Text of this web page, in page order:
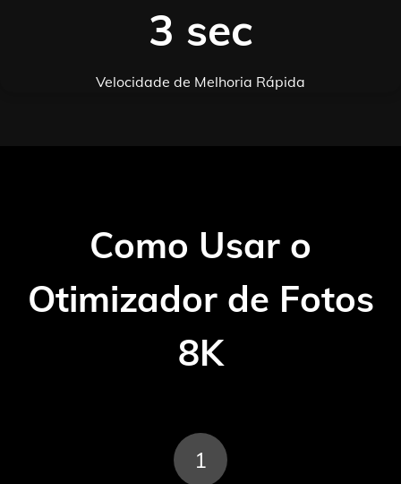
3 sec
Velocidade de Melhoria Rápida
Como Usar o
Otimizador de Fotos
8K
1